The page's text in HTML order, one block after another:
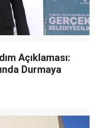
Açıklaması:
Durmaya